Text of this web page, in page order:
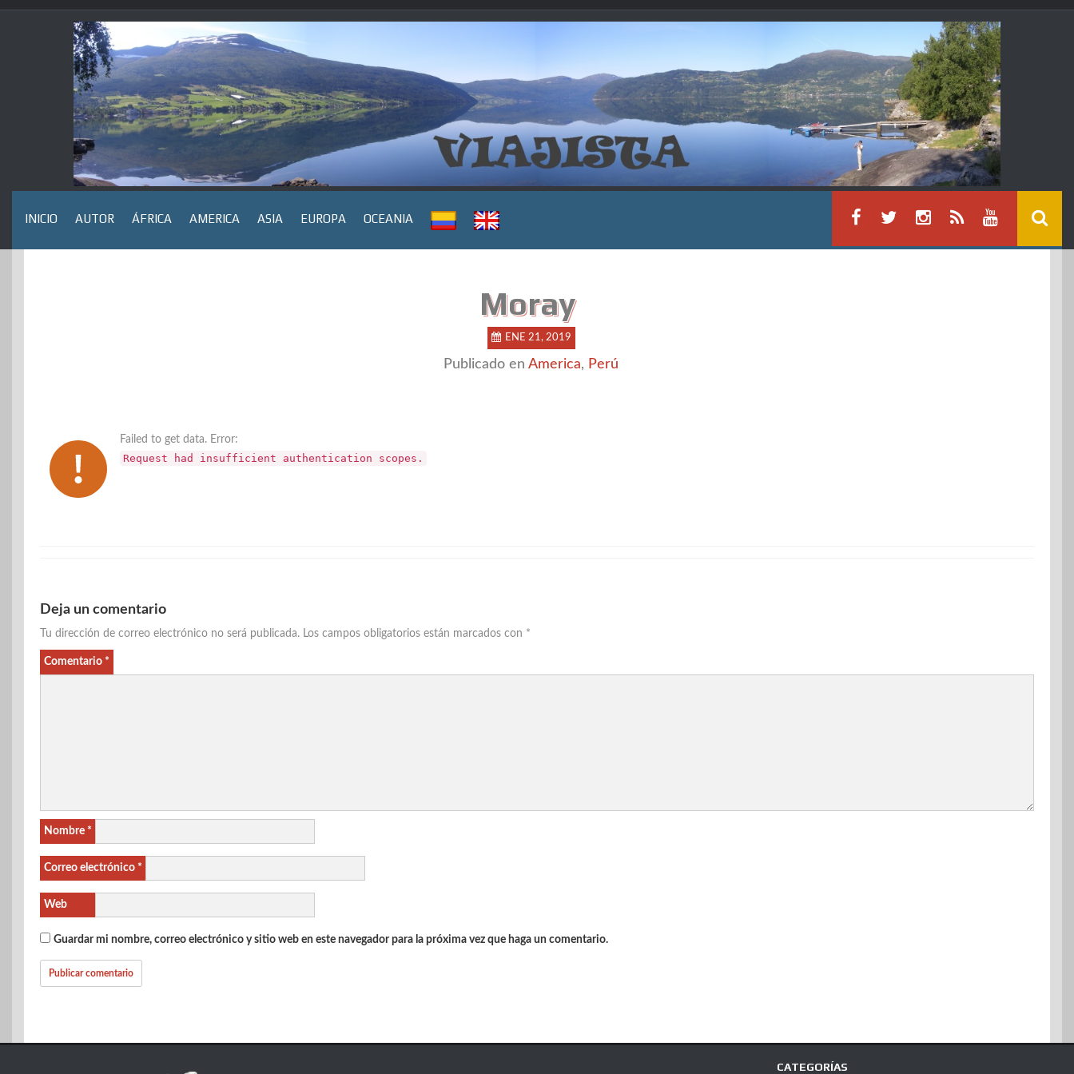
Saltar
INICIO AUTOR ÁFRICA AMERICA ASIA EUROPA OCEANIA
Moray
ENE 21, 2019
Publicado en America, Perú
Failed to get data. Error:
Request had insufficient authentication scopes.
Deja un comentario
Tu dirección de correo electrónico no será publicada. Los campos obligatorios están marcados con *
Comentario *
Nombre *
Correo electrónico *
Web
Guardar mi nombre, correo electrónico y sitio web en este navegador para la próxima vez que haga un comentario.
CATEGORÍAS